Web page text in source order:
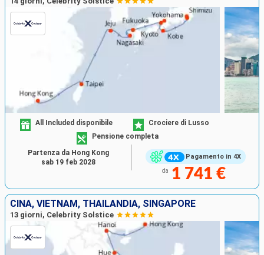
Pagamento in 4X
All Included disponibile
Crociere di Lusso
Pensione completa
da 1 741 €
Partenza da Hong Kong
sab 19 feb 2028
CINA, VIETNAM, THAILANDIA, SINGAPORE
13 giorni, Celebrity Solstice